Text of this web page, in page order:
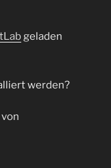
geladen
werden?